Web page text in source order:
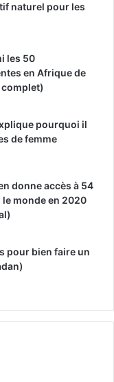
naturel pour les
les 50
en Afrique de
complet)
pourquoi il
de femme
donne accès à 54
monde en 2020
pour bien faire un